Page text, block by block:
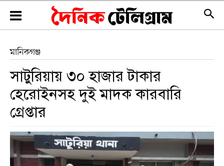
মানিকগঞ্জ
​সাটুরিয়ায় ৩০ হাজার টাকার
হেরোইনসহ দুই মাদক কারবারি
গ্রেপ্তার